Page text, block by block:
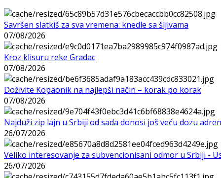
Savršen slatkiš za sva vremena: knedle sa šljivama
07/08/2026
Kroz klisuru reke Gradac
07/08/2026
Doživite Kopaonik na najlepši način – korak po korak
07/08/2026
Najduži zip lajn u Srbiji od sada donosi još veću dozu
26/07/2026
Veliko interesovanje za subvencionisani odmor u Srbiji -
26/07/2026